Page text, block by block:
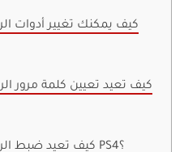
كيف يمكنك تغيير أدوات
كيف تعيد تعيين كلمة مرور
كيف تعيد ضبط الرقابة الأبوية على PS4؟